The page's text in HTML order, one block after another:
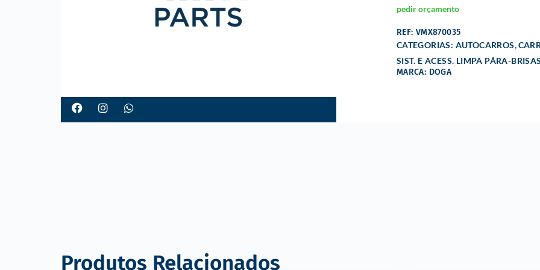
pedir orçamento
REF: VMX870035
CATEGORIAS: AUTOCARROS,
SIST. E ACESS. LIMPA PÁRA-BRISAS
MARCA: DOGA
Produtos Relacionados